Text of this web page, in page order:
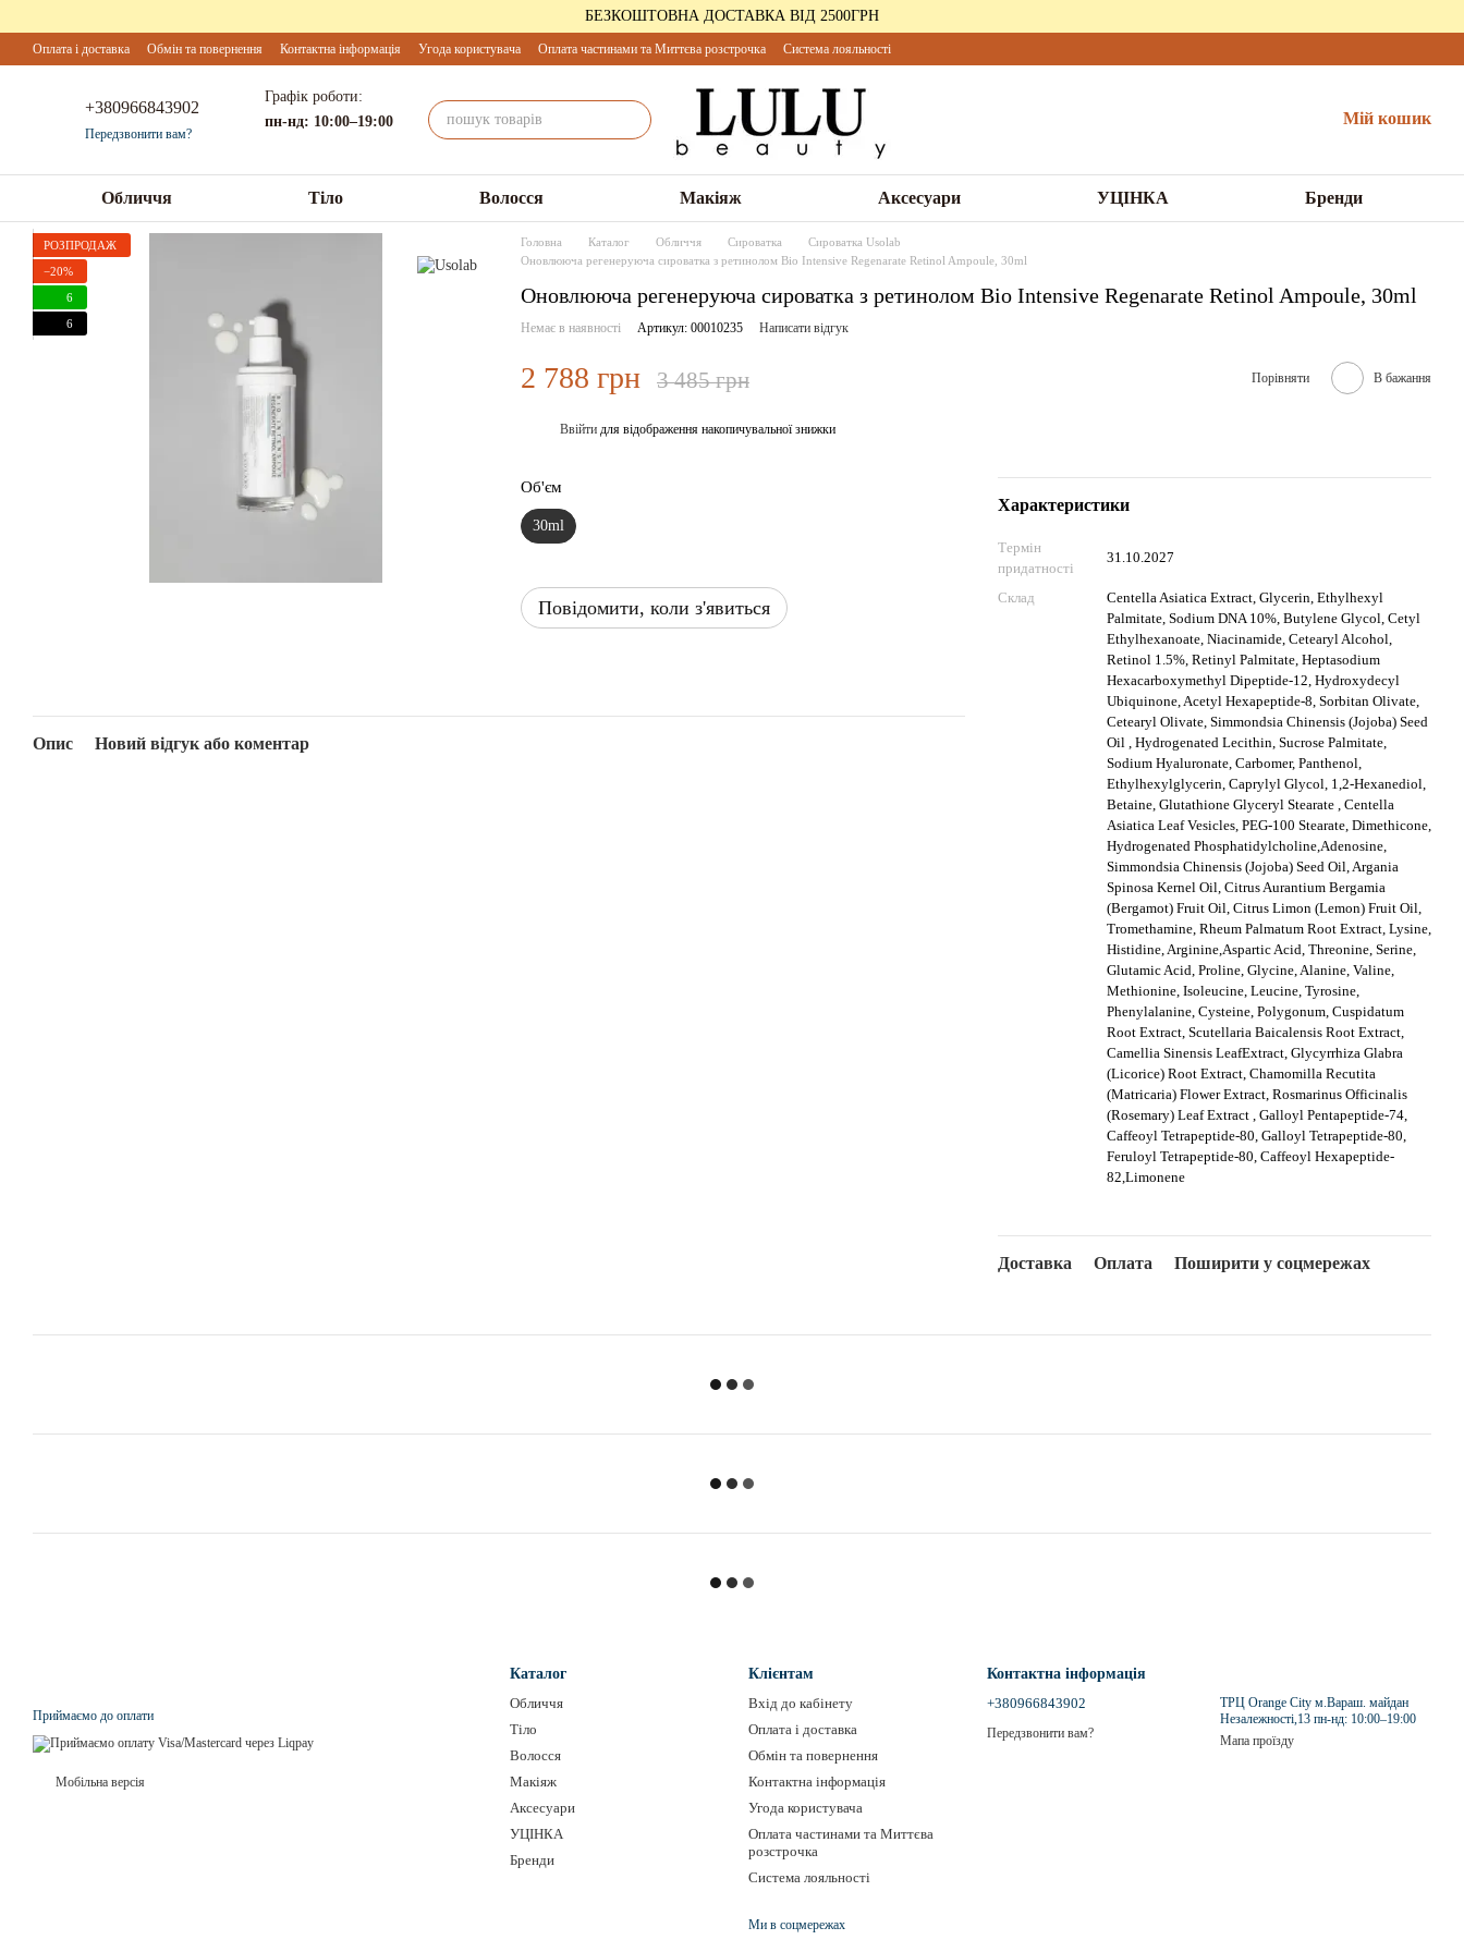
БЕЗКОШТОВНА ДОСТАВКА ВІД 2500ГРН
Оплата і доставка Обмін та повернення Контактна інформація Угода користувача Оплата частинами та Миттєва розстрочка Система лояльності
+380966843902
Передзвонити вам?
Графік роботи:
пн-нд: 10:00–19:00
Мій кошик
Обличчя Тіло Волосся Макіяж Аксесуари УЦІНКА Бренди
РОЗПРОДАЖ
−20%
6
6
Головна Каталог Обличчя Сироватка
Сироватка Usolab
Оновлююча регенеруюча сироватка з ретинолом Bio Intensive Regenarate Retinol Ampoule, 30ml
Оновлююча регенеруюча сироватка з ретинолом Bio Intensive Regenarate Retinol Ampoule, 30ml
Немає в наявності Артикул: 00010235 Написати відгук
2 788 грн 3 485 грн Порівняти В бажання
Ввійти для відображення накопичувальної знижки
Об'єм
30ml
Повідомити, коли з'явиться
Характеристики
Термін
придатності
31.10.2027
Склад
Centella Asiatica Extract, Glycerin, Ethylhexyl
Palmitate, Sodium DNA 10%, Butylene Glycol, Cetyl
Ethylhexanoate, Niacinamide, Cetearyl Alcohol,
Retinol 1.5%, Retinyl Palmitate, Heptasodium
Hexacarboxymethyl Dipeptide-12, Hydroxydecyl
Ubiquinone, Acetyl Hexapeptide-8, Sorbitan Olivate,
Cetearyl Olivate, Simmondsia Chinensis (Jojoba) Seed
Oil , Hydrogenated Lecithin, Sucrose Palmitate,
Sodium Hyaluronate, Carbomer, Panthenol,
Ethylhexylglycerin, Caprylyl Glycol, 1,2-Hexanediol,
Betaine, Glutathione Glyceryl Stearate , Centella
Asiatica Leaf Vesicles, PEG-100 Stearate, Dimethicone,
Hydrogenated Phosphatidylcholine,Adenosine,
Simmondsia Chinensis (Jojoba) Seed Oil, Argania
Spinosa Kernel Oil, Citrus Aurantium Bergamia
(Bergamot) Fruit Oil, Citrus Limon (Lemon) Fruit Oil,
Tromethamine, Rheum Palmatum Root Extract, Lysine,
Histidine, Arginine,Aspartic Acid, Threonine, Serine,
Glutamic Acid, Proline, Glycine, Alanine, Valine,
Methionine, Isoleucine, Leucine, Tyrosine,
Phenylalanine, Cysteine, Polygonum, Cuspidatum
Root Extract, Scutellaria Baicalensis Root Extract,
Camellia Sinensis LeafExtract, Glycyrrhiza Glabra
(Licorice) Root Extract, Chamomilla Recutita
(Matricaria) Flower Extract, Rosmarinus Officinalis
(Rosemary) Leaf Extract , Galloyl Pentapeptide-74,
Caffeoyl Tetrapeptide-80, Galloyl Tetrapeptide-80,
Feruloyl Tetrapeptide-80, Caffeoyl Hexapeptide-
82,Limonene
Доставка Оплата Поширити у соцмережах
Опис Новий відгук або коментар
Приймаємо до оплати
Мобільна версія
Каталог
Обличчя
Тіло
Волосся
Макіяж
Аксесуари
УЦІНКА
Бренди
Клієнтам
Вхід до кабінету
Оплата і доставка
Обмін та повернення
Контактна інформація
Угода користувача
Оплата частинами та Миттєва
розстрочка
Система лояльності
Ми в соцмережах
Контактна інформація
+380966843902
Передзвонити вам?
ТРЦ Orange City м.Вараш. майдан
Незалежності,13 пн-нд: 10:00–19:00
Мапа проїзду